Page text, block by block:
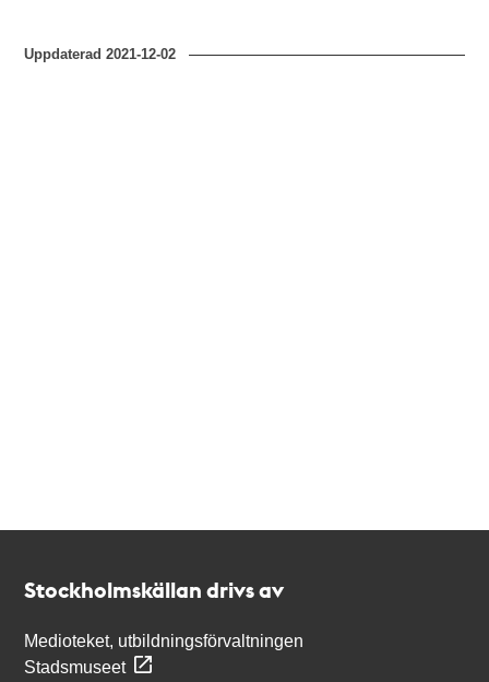
Uppdaterad2021-12-02
Stockholmskällan drivs av
Medioteket, utbildningsförvaltningen
Stadsmuseet